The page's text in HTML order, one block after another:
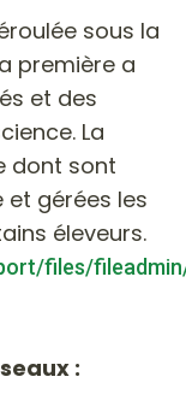
sous la
première a
et des
La
dont sont
gérées les
éleveurs.
files/
: